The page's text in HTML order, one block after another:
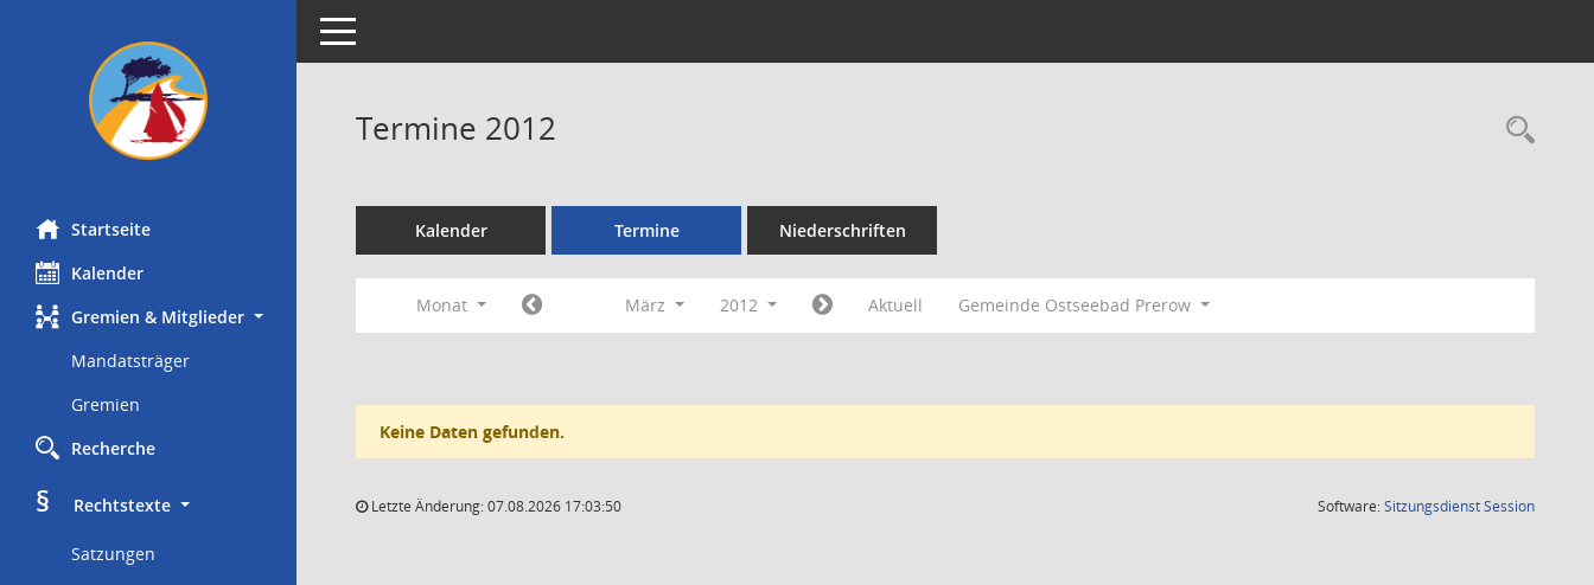
Startseite
Kalender
Gremien & Mitglieder
Mandatsträger
Gremien
Recherche
§
     Rechtstexte
Satzungen
Toggle navigation
Termine 2012
Kalender Termine Niederschriften
Monat März 2012 Aktuell Gemeinde Ostseebad Prerow
Keine Daten gefunden.
Letzte Änderung: 07.08.2026 17:03:50 Software:SitzungsdienstSession(Wird in